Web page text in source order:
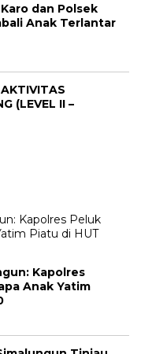
dan Polsek
Anak Terlantar
(LEVEL II –
Kapolres
Anak Yatim